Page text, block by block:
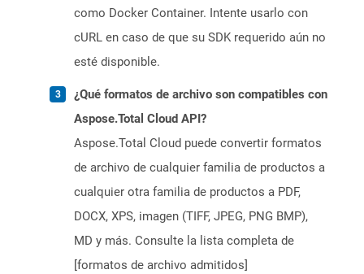
como Docker Container. Intente usarlo con
cURL en caso de que su SDK requerido aún no
esté disponible.
¿Qué formatos de archivo son compatibles con
Aspose.Total Cloud API?
Aspose.Total Cloud puede convertir formatos
de archivo de cualquier familia de productos a
cualquier otra familia de productos a PDF,
DOCX, XPS, imagen (TIFF, JPEG, PNG BMP),
MD y más. Consulte la lista completa de
[formatos de archivo admitidos]